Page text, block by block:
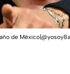
de México|@yosoy8a